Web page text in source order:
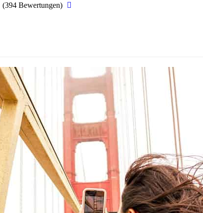
(394 Bewertungen)